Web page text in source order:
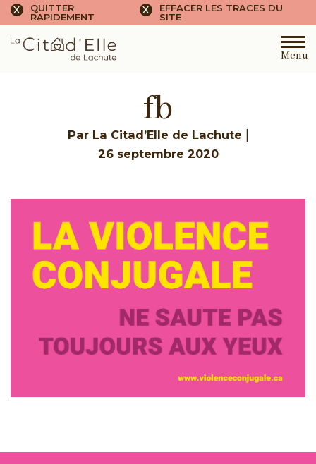
X
QUITTER
RAPIDEMENT
X
EFFACER LES TRACES DU
SITE
Menu
fb
Par La Citad’Elle de Lachute
26 septembre 2020